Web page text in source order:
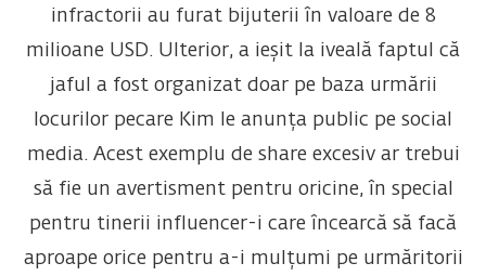
infractorii au furat bijuterii în valoare de 8
milioane USD. Ulterior, a ieșit la iveală faptul că
jaful a fost organizat doar pe baza urmării
locurilor pecare Kim le anunța public pe social
media. Acest exemplu de share excesiv ar trebui
să fie un avertisment pentru oricine, în special
pentru tinerii influencer-i care încearcă să facă
aproape orice pentru a-i mulțumi pe urmăritorii